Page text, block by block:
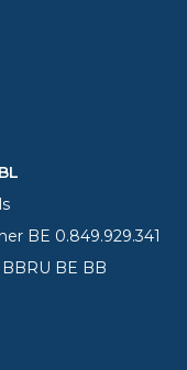
BE 0.849.929.341
BBRU BE BB